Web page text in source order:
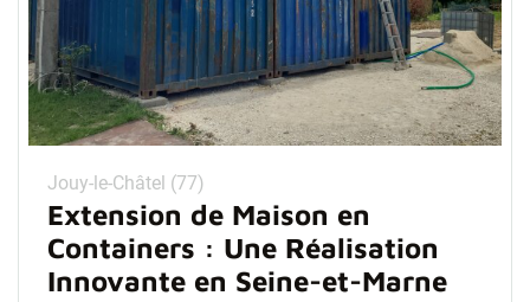
Jouy-le-Châtel (77)
Extension de Maison en
Containers : Une Réalisation
Innovante en Seine-et-Marne